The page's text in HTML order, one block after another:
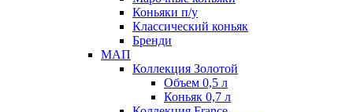
Коньяки п/у
Классический коньяк
Бренди
МАП
Коллекция Золотой
Объем 0,5 л
Коньяк 0,7 л